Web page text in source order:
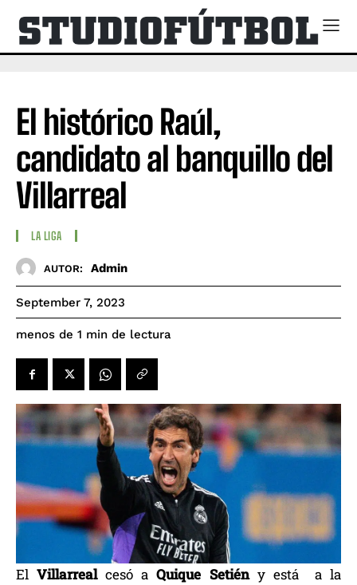
El histórico Raúl,
candidato al banquillo del
Villarreal
LA LIGA
AUTOR: Admin
September 7, 2023
menos de 1 min de lectura
ElVillarrealcesó aQuique Setiény está a la